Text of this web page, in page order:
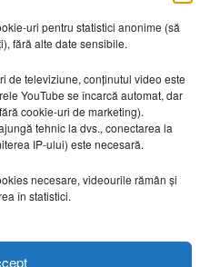
uri pentru statistici anonime (să
fără alte date sensibile.
de televiziune, conținutul video este
YouTube se încarcă automat, dar
cookie-uri de marketing).
tehnic la dvs., conectarea la
IP-ului) este necesară.
necesare, videourile rămân și
în statistici.
64
& DESIGN
43
moderne
care